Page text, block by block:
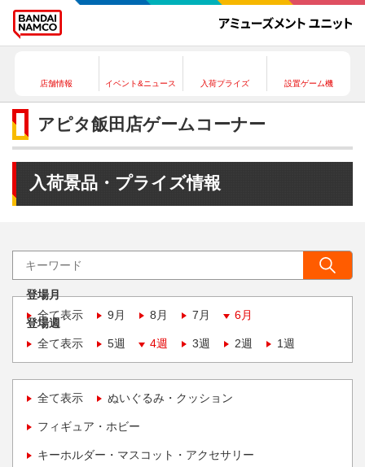
店舗情報 イベント&ニュース 入荷プライズ 設置ゲーム機
アピタ飯田店ゲームコーナー
入荷景品・プライズ情報
登場月
全て表示
9月 8月 7月 6月
登場週
全て表示
5週 4週 3週 2週 1週
全て表示 ぬいぐるみ・クッション
フィギュア・ホビー
キーホルダー・マスコット・アクセサリー